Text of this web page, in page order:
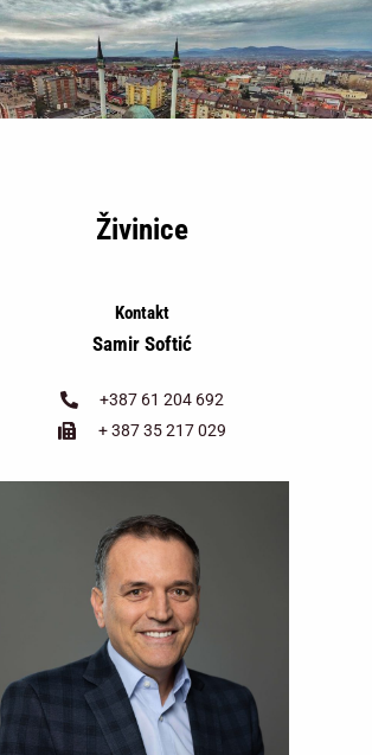
Živinice
Kontakt
Samir Softić
+387 61 204 692
+ 387 35 217 029